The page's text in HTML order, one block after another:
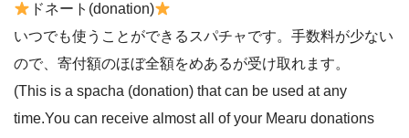
ドネート(donation)
いつでも使うことができるスパチャです。手数料が少ない
ので、寄付額のほぼ全額をめあるが受け取れます。
(This is a spacha (donation) that can be used at any
time.You can receive almost all of your Mearu donations